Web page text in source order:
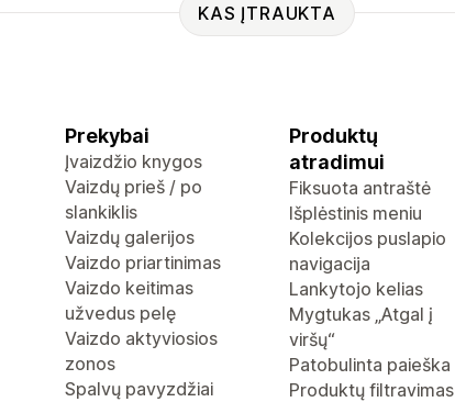
KAS ĮTRAUKTA
Prekybai
Įvaizdžio knygos
Vaizdų prieš / po
slankiklis
Vaizdų galerijos
Vaizdo priartinimas
Vaizdo keitimas
užvedus pelę
Vaizdo aktyviosios
zonos
Spalvų pavyzdžiai
Produktų
atradimui
Fiksuota antraštė
Išplėstinis meniu
Kolekcijos puslapio
navigacija
Lankytojo kelias
Mygtukas „Atgal į
viršų“
Patobulinta paieška
Produktų filtravimas